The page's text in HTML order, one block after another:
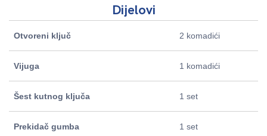
Dijelovi
Otvoreni ključ 2 komadići
Vijuga 1 komadići
Šest kutnog ključa 1 set
Prekidač gumba 1 set